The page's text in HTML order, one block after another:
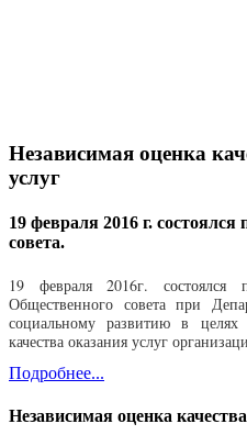
Независимая оценка
услуг
19 февраля 2016 г.
совета.
19 февраля 2016г.
Общественного совета при
социальному развитию в целях
качества оказания услуг
Подробнее...
Независимая оценка